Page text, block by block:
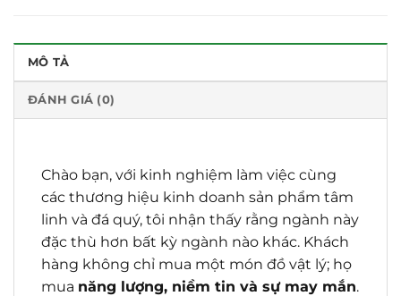
MÔ TẢ
ĐÁNH GIÁ (0)
Chào bạn, với kinh nghiệm làm việc cùng
các thương hiệu kinh doanh sản phẩm tâm
linh và đá quý, tôi nhận thấy rằng ngành này
đặc thù hơn bất kỳ ngành nào khác. Khách
hàng không chỉ mua một món đồ vật lý; họ
mua năng lượng, niềm tin và sự may mắn.